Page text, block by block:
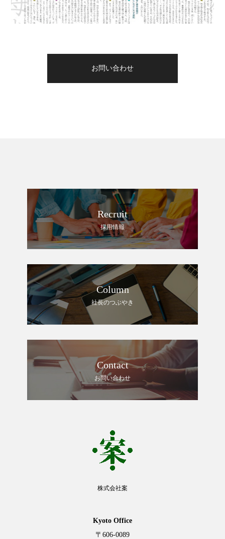
お問い合わせ
Recruit
採用情報
Column
社長のつぶやき
Contact
お問い合わせ
株式会社案
Kyoto Office
〒606-0089